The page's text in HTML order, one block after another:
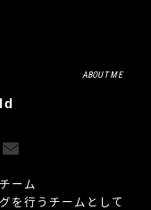
ABOUT ME
ーム
を行うチームとして